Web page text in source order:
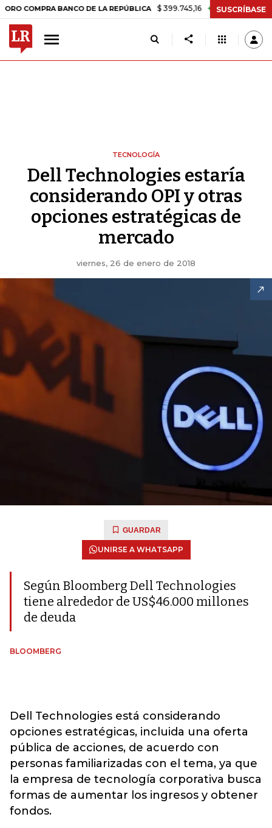
BANCO DE LA REPÚBLICA $ 399.745,16 +$ 2.295,71 +0,58%
SUSCRÍBASE
TECNOLOGÍA
Dell Technologies estaría
considerando OPI y otras
opciones estratégicas de
mercado
viernes, 26 de enero de 2018
GUARDAR
UNIRSE A WHATSAPP
Según Bloomberg Dell Technologies
tiene alrededor de US$46.000 millones
de deuda
BLOOMBERG
Dell Technologies está considerando
opciones estratégicas, incluida una oferta
pública de acciones, de acuerdo con
personas familiarizadas con el tema, ya que
la empresa de tecnología corporativa busca
formas de aumentar los ingresos y obtener
fondos.